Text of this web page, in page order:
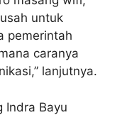
untuk
pemerintah
caranya
lanjutnya.
Indra Bayu